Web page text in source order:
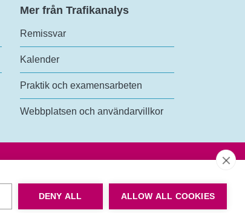
DENY ALL ALLOW ALL COOKIES
Mer från Trafikanalys
Remissvar
Kalender
Praktik och examensarbeten
Webbplatsen och användarvillkor